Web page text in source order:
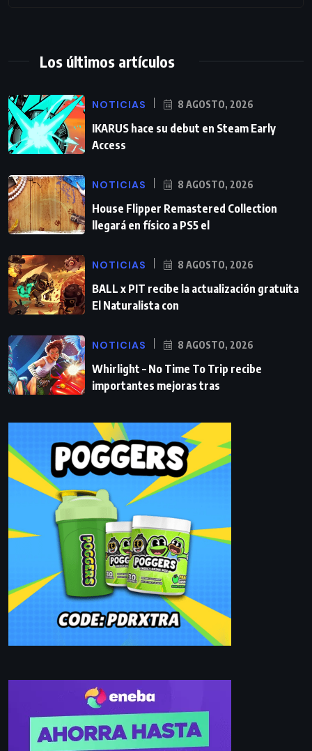
Los últimos artículos
NOTICIAS 8 AGOSTO, 2026
IKARUS hace su debut en Steam Early
Access
NOTICIAS 8 AGOSTO, 2026
House Flipper Remastered Collection
llegará en físico a PS5 el
NOTICIAS 8 AGOSTO, 2026
BALL x PIT recibe la actualización gratuita
El Naturalista con
NOTICIAS 8 AGOSTO, 2026
Whirlight – No Time To Trip recibe
importantes mejoras tras